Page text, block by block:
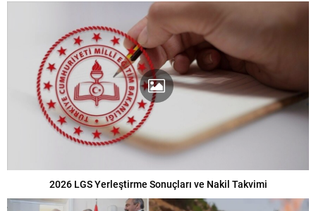
2026 LGS Yerleştirme Sonuçları ve Nakil Takvimi